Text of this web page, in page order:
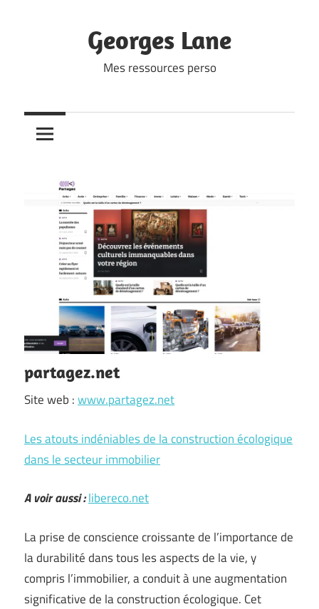
Georges Lane
Mes ressources perso
partagez.net
Site web :www.partagez.net
Les atouts indéniables de la construction écologique
dans le secteur immobilier
A voir aussi :libereco.net
La prise de conscience croissante de l’importance de
la durabilité dans tous les aspects de la vie, y
compris l’immobilier, a conduit à une augmentation
significative de la construction écologique. Cet